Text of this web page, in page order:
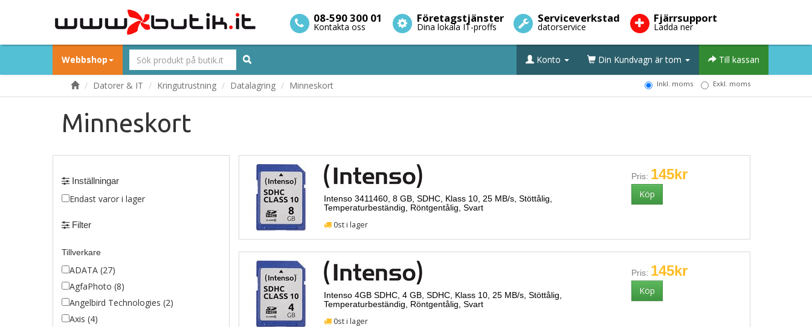
08-590 300 01
Kontakta oss
Företagstjänster
Dina lokala IT-proffs
Serviceverkstad
datorservice
Fjärrsupport
Ladda ner
Webbshop Konto Din Kundvagn är tom Till kassan
Datorer & IT Kringutrustning Datalagring Minneskort Inkl. moms Exkl. moms
Minneskort
Inställningar
Endast varor i lager
Filter
Tillverkare
ADATA (27)
AgfaPhoto (8)
Angelbird Technologies (2)
Axis (4)
Intenso 3411460, 8 GB, SDHC, Klass 10, 25 MB/s, Stöttålig,
Temperaturbeständig, Röntgentålig, Svart
0st i lager
Pris: 145kr
Intenso 4GB SDHC, 4 GB, SDHC, Klass 10, 25 MB/s, Stöttålig,
Temperaturbeständig, Röntgentålig, Svart
0st i lager
Pris: 145kr